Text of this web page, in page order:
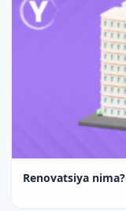
Renovatsiya nima?